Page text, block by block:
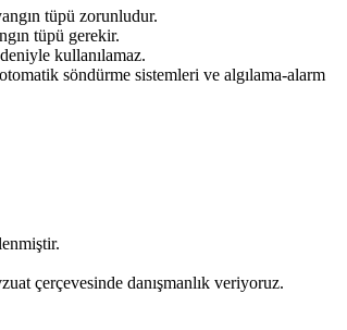
tüpü zorunludur.
tüpü gerekir.
kullanılamaz.
söndürme sistemleri ve algılama-alarm
çerçevesinde danışmanlık veriyoruz.